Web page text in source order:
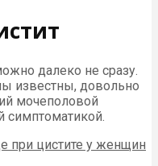
далеко не сразу.
известны, довольно
мочеполовой